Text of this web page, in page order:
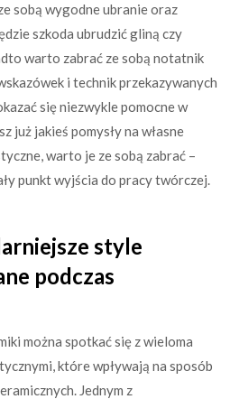
sobą wygodne ubranie oraz
szkoda ubrudzić gliną czy
warto zabrać ze sobą notatnik
i technik przekazywanych
się niezwykle pomocne w
już jakieś pomysły na własne
warto je ze sobą zabrać –
punkt wyjścia do pracy twórczej.
style
podczas
można spotkać się z wieloma
które wpływają na sposób
Jednym z